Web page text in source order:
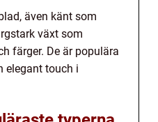
även känt som
växt som
färger. De är populära
elegant touch i